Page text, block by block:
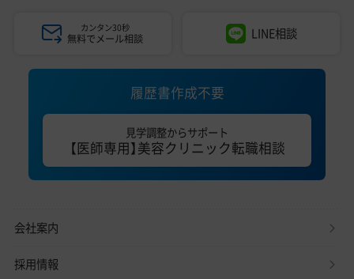
カンタン30秒
無料でメール相談 LINE相談
履歴書作成不要
見学調整からサポート
【医師専用】美容クリニック転職相談
会社案内
採用情報